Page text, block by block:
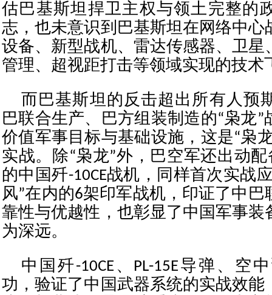
估巴基斯坦捍卫主权与领土完整的
志，也未意识到巴基斯坦在网络中心
设备、新型战机、雷达传感器、卫星
管理、超视距打击等领域实现的技术
而巴基斯坦的反击超出所有人预
巴联合生产、巴方组装制造的“枭龙”
价值军事目标与基础设施，这是“枭
实战。除“枭龙”外，巴空军还出动配
的中国歼-10CE战机，同样首次实战
风”在内的6架印军战机，印证了中巴
靠性与优越性，也彰显了中国军事装
为深远。
中国歼-10CE、PL-15E导弹、空
功，验证了中国武器系统的实战效能